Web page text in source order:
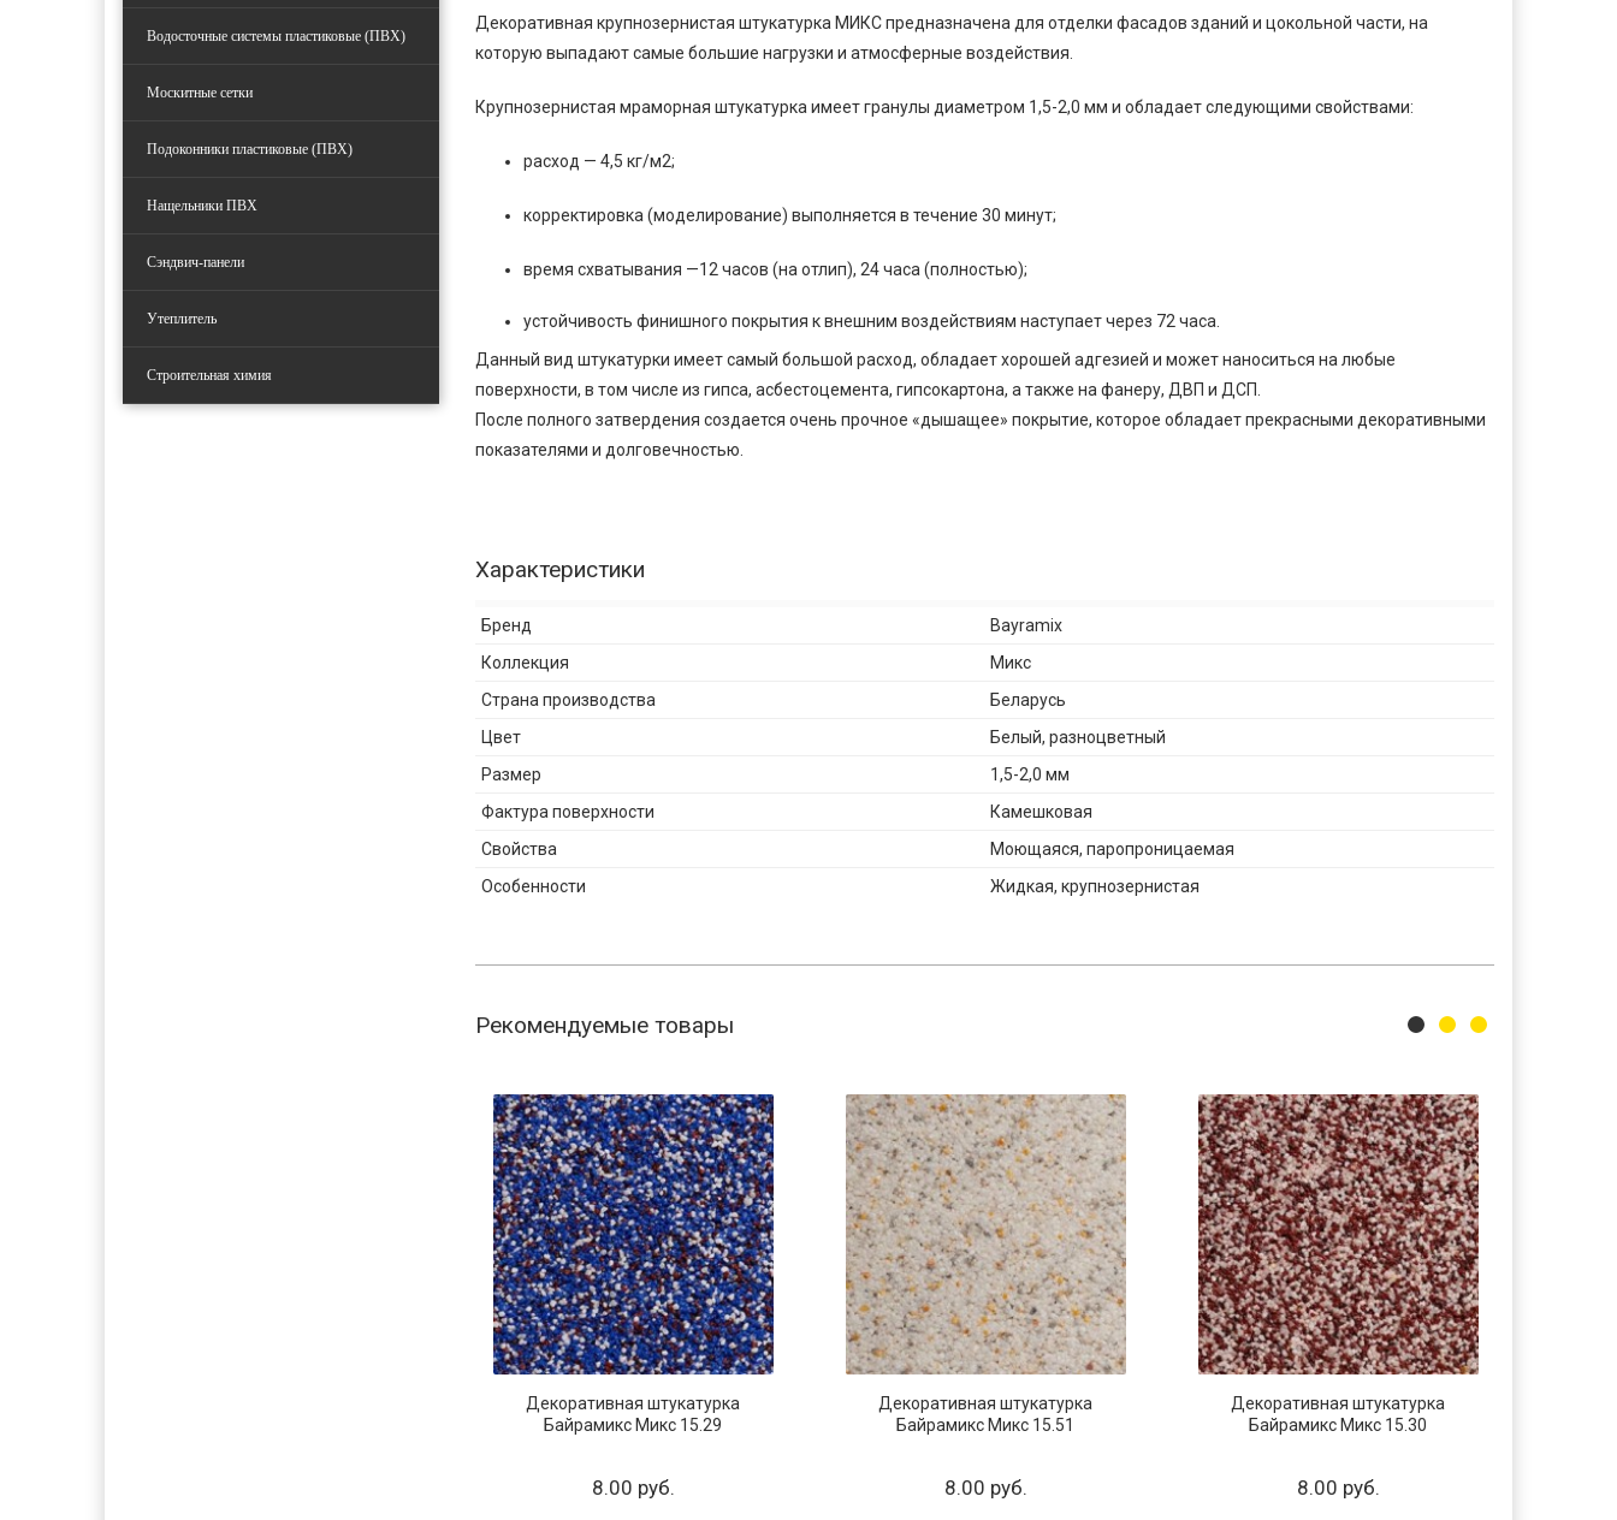
Водосточные системы пластиковые (ПВХ)
Москитные сетки
Подоконники пластиковые (ПВХ)
Нащельники ПВХ
Сэндвич-панели
Утеплитель
Строительная химия
Декоративная крупнозернистая штукатурка МИКС предназначена для отделки фасадов зданий и цокольной части, на
которую выпадают самые большие нагрузки и атмосферные воздействия.
Крупнозернистая мраморная штукатурка имеет гранулы диаметром 1,5-2,0 мм и обладает следующими свойствами:
расход — 4,5 кг/м2;
корректировка (моделирование) выполняется в течение 30 минут;
время схватывания —12 часов (на отлип), 24 часа (полностью);
устойчивость финишного покрытия к внешним воздействиям наступает через 72 часа.
Данный вид штукатурки имеет самый большой расход, обладает хорошей адгезией и может наноситься на любые
поверхности, в том числе из гипса, асбестоцемента, гипсокартона, а также на фанеру, ДВП и ДСП.
После полного затвердения создается очень прочное «дышащее» покрытие, которое обладает прекрасными декоративными
показателями и долговечностью.
Характеристики
Бренд
Bayramix
Коллекция
Микс
Страна производства
Беларусь
Цвет
Белый, разноцветный
Размер
1,5-2,0 мм
Фактура поверхности
Камешковая
Свойства
Моющаяся, паропроницаемая
Особенности
Жидкая, крупнозернистая
Рекомендуемые товары
Декоративная штукатурка
Байрамикс Микс 15.29
8.00 руб.
Декоративная штукатурка
Байрамикс Микс 15.51
8.00 руб.
Декоративная штукатурка
Байрамикс Микс 15.30
8.00 руб.